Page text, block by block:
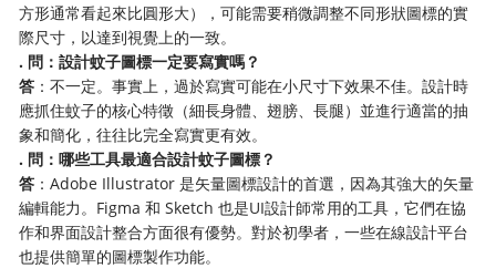
方形通常看起來比圓形大），可能需要稍微調整不同形狀圖標的實
際尺寸，以達到視覺上的一致。
​. 問：設計蚊子圖標一定要寫實嗎？​
​答​ ​：不一定。事實上，過於寫實可能在小尺寸下效果不佳。設計時
應抓住蚊子的核心特徵（細長身體、翅膀、長腿）並進行適當的抽
象和簡化，往往比完全寫實更有效。
​. 問：哪些工具最適合設計蚊子圖標？​
​答​ ​：Adobe Illustrator 是矢量圖標設計的首選，因為其強大的矢量
編輯能力。Figma 和 Sketch 也是UI設計師常用的工具，它們在協
作和界面設計整合方面很有優勢。對於初學者，一些在線設計平台
也提供簡單的圖標製作功能。